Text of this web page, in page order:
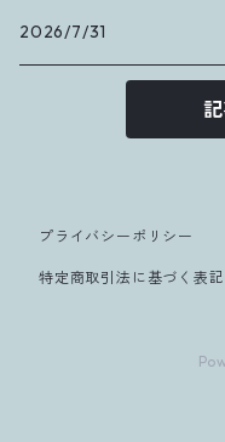
2026/7/31
プライバシーポリシー
特定商取引法に基づく表記